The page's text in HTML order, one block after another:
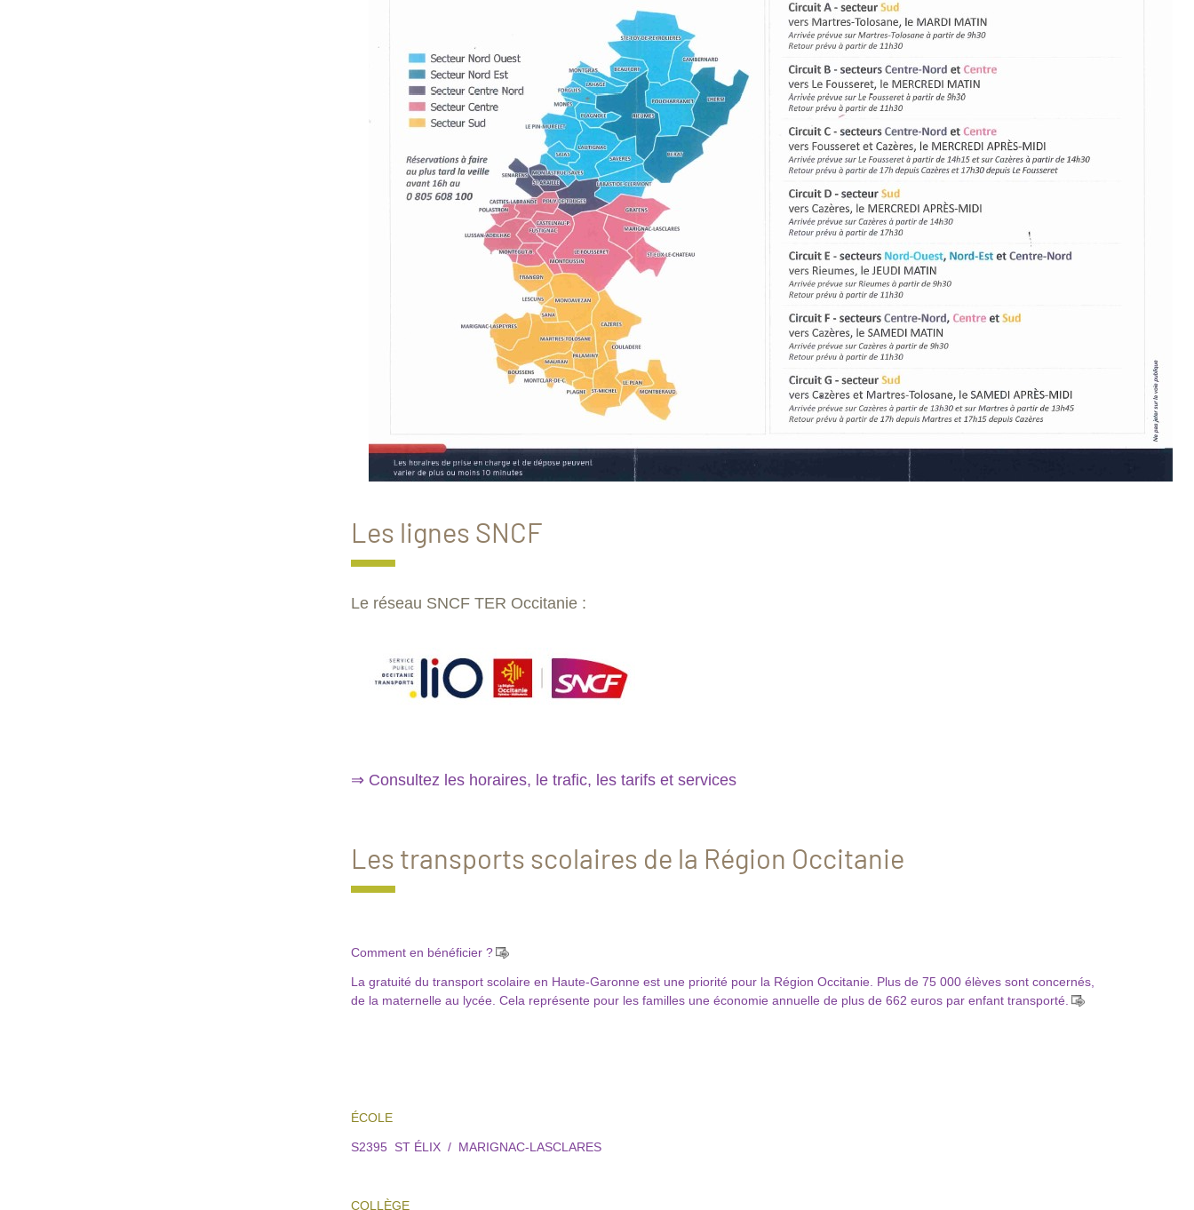
Les lignes SNCF
Le réseau SNCF TER Occitanie :
⇒ Consultez les horaires, le trafic, les tarifs et services
Les transports scolaires de la Région Occitanie
Comment en bénéficier ?
La gratuité du transport scolaire en Haute-Garonne est une priorité pour la Région Occitanie. Plus de 75 000 élèves sont concernés,
de la maternelle au lycée. Cela représente pour les familles une économie annuelle de plus de 662 euros par enfant transporté.
ÉCOLE
S2395 ST ÉLIX / MARIGNAC-LASCLARES
COLLÈGE